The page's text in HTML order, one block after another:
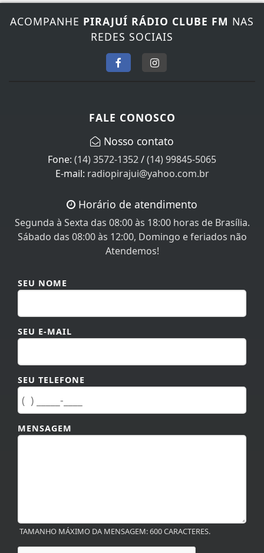
ACOMPANHEPIRAJUÍ RÁDIO CLUBE FMNAS
REDES SOCIAIS
(14) 3572-1352/(14) 99845-5065
E-mail:radiopirajui@yahoo.com.br
Segunda à Sexta das 08:00 às 18:00 horas de Brasília.
Sábado das 08:00 às 12:00, Domingo e feriados não
Atendemos!
SEU E-MAIL
SEU TELEFONE
MENSAGEM